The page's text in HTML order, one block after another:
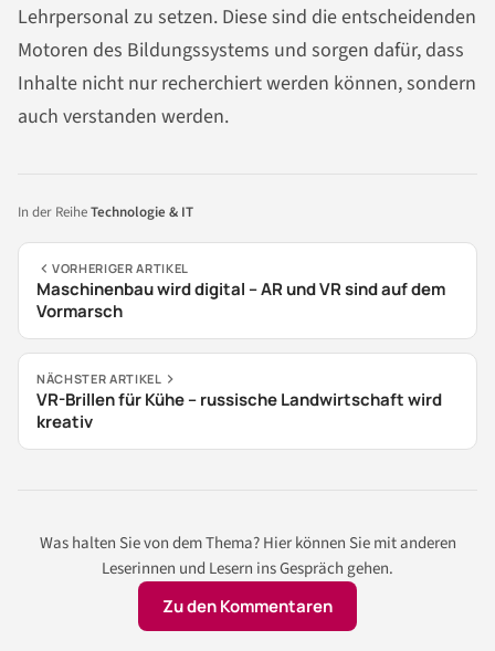
Lehrpersonal zu setzen. Diese sind die entscheidenden
Motoren des Bildungssystems und sorgen dafür, dass
Inhalte nicht nur recherchiert werden können, sondern
auch verstanden werden.
In der ReiheTechnologie & IT
VORHERIGER ARTIKEL
Maschinenbau wird digital – AR und VR sind auf dem
Vormarsch
NÄCHSTER ARTIKEL
VR-Brillen für Kühe – russische Landwirtschaft wird
kreativ
Was halten Sie von dem Thema? Hier können Sie mit anderen
Leserinnen und Lesern ins Gespräch gehen.
Zu den Kommentaren